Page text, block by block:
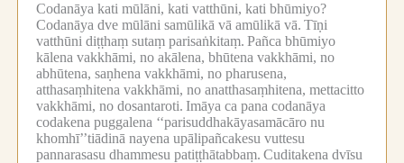
Codanāya kati mūlāni, kati vatthūni, kati bhūmiyo?
Codanāya dve mūlāni samūlikā vā amūlikā vā. Tīṇi
vatthūni diṭṭhaṃ sutaṃ parisaṅkitaṃ. Pañca bhūmiyo
kālena vakkhāmi, no akālena, bhūtena vakkhāmi, no
abhūtena, saṇhena vakkhāmi, no pharusena,
atthasaṃhitena vakkhāmi, no anatthasaṃhitena, mettacitto
vakkhāmi, no dosantaroti. Imāya ca pana codanāya
codakena puggalena ‘‘parisuddhakāyasamācāro nu
khomhī’’tiādinā nayena upālipañcakesu vuttesu
pannarasasu dhammesu patiṭṭhātabbaṃ. Cuditakena dvīsu